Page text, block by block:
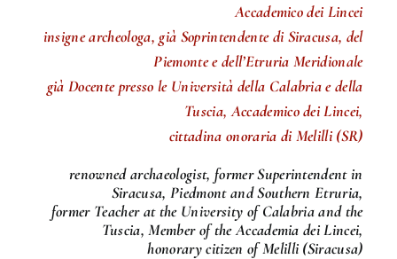
Accademico dei Lincei
insigne archeologa, già Soprintendente di Siracusa, del
Piemonte e dell’Etruria Meridionale
già Docente presso le Università della Calabria e della
Tuscia, Accademico dei Lincei,
cittadina onoraria di Melilli (SR)
renowned archaeologist, former Superintendent in
Siracusa, Piedmont and Southern Etruria,
former Teacher at the University of Calabria and the
Tuscia, Member of the Accademia dei Lincei,
honorary citizen of Melilli (Siracusa)